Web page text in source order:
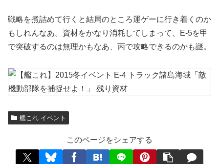
戦略を煮詰めて行くと結局のところ運ゲーに行き着くのか
もしれんなあ。資材をかなり消耗してしまって、E-5を甲
で突破するのは無理かもなあ、丙で攻略できるのかも謎。
艦これ イベント
このページをシェアする